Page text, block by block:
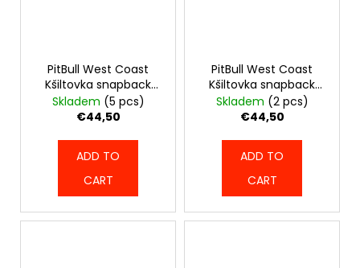
PitBull West Coast
Kšiltovka snapback
SEASCAPE - černá -
PWC_KSEASCAPE_BLK
Skladem (5 pcs)
€44,50
ADD TO
CART
PitBull West Coast
Kšiltovka snapback
SEASCAPE - červená -
PWC_KSEASCAPE_RED
Skladem (2 pcs)
€44,50
ADD TO
CART